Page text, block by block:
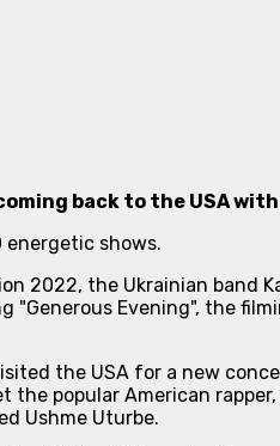
back to the USA
shows.
2022, the Ukrainian band
"Generous Evening", the
the USA for a new
popular American
Ushme Uturbe.